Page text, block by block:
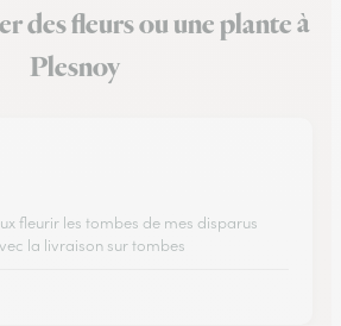
des fleurs ou une plante à
Plesnoy
fleurir les tombes de mes disparus
la livraison sur tombes